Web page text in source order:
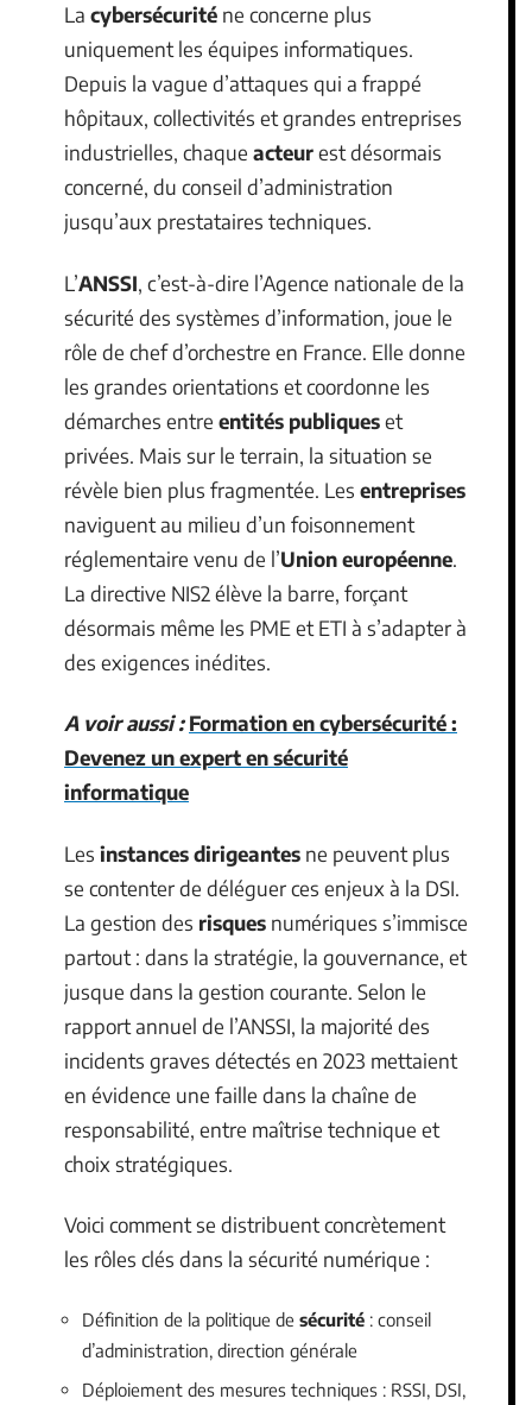
La cybersécurité ne concerne plus
uniquement les équipes informatiques.
Depuis la vague d’attaques qui a frappé
hôpitaux, collectivités et grandes entreprises
industrielles, chaque acteurest désormais
concerné, du conseil d’administration
jusqu’aux prestataires techniques.
L’ANSSI, c’est-à-dire l’Agence nationale de la
sécurité des systèmes d’information, joue le
rôle de chef d’orchestre en France. Elle donne
les grandes orientations et coordonne les
démarches entre entités publiqueset
privées. Mais sur le terrain, la situation se
révèle bien plus fragmentée. Les entreprises
naviguent au milieu d’un foisonnement
réglementaire venu de l’Union européenne.
La directive NIS2 élève la barre, forçant
désormais même les PME et ETI à s’adapter à
des exigences inédites.
A voir aussi : Formation en cybersécurité :
Devenez un expert en sécurité
informatique
Les instances dirigeantes ne peuvent plus
se contenter de déléguer ces enjeux à la DSI.
La gestion des risques numériques s’immisce
partout : dans la stratégie, la gouvernance, et
jusque dans la gestion courante. Selon le
rapport annuel de l’ANSSI, la majorité des
incidents graves détectés en 2023 mettaient
en évidence une faille dans la chaîne de
responsabilité, entre maîtrise technique et
choix stratégiques.
Voici comment se distribuent concrètement
les rôles clés dans la sécurité numérique :
Définition de la politique de sécurité : conseil
d’administration, direction générale
Déploiement des mesures techniques : RSSI, DSI,